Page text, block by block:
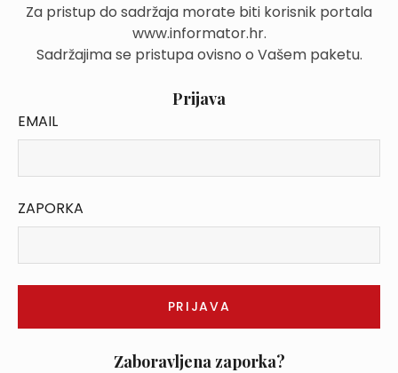
Za pristup do sadržaja morate biti korisnik portala
www.informator.hr.
Sadržajima se pristupa ovisno o Vašem paketu.
Prijava
EMAIL
ZAPORKA
Zaboravljena zaporka?